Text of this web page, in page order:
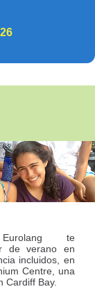
te
de verano en
incluidos, en
Centre, una
Cardiff Bay.